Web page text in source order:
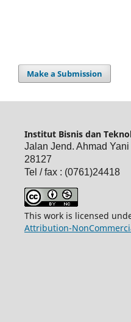
Make a Submission
Institut Bisnis dan
Jalan Jend. Ahmad
28127
Tel / fax : (0761)24418
This work is licensed
Attribution-